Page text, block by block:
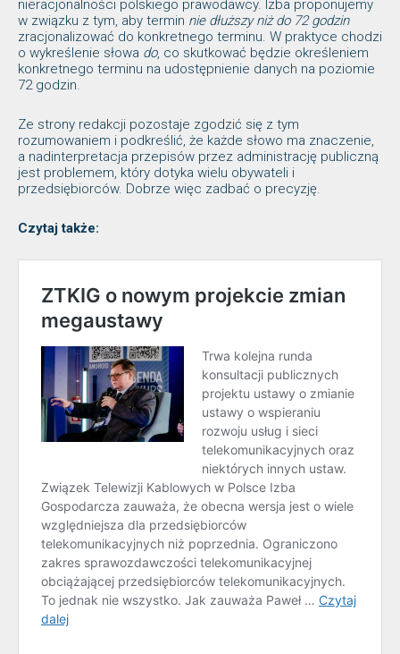
nieracjonalności polskiego prawodawcy. Izba proponujemy
w związku z tym, aby termin nie dłuższy niż do 72 godzin
zracjonalizować do konkretnego terminu. W praktyce chodzi
o wykreślenie słowa do, co skutkować będzie określeniem
konkretnego terminu na udostępnienie danych na poziomie
72 godzin.
Ze strony redakcji pozostaje zgodzić się z tym
rozumowaniem i podkreślić, że każde słowo ma znaczenie,
a nadinterpretacja przepisów przez administrację publiczną
jest problemem, który dotyka wielu obywateli i
przedsiębiorców. Dobrze więc zadbać o precyzję.
Czytaj także: